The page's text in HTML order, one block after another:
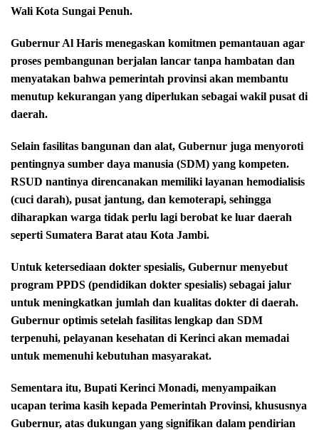
Wali Kota Sungai Penuh.
Gubernur Al Haris menegaskan komitmen pemantauan agar
proses pembangunan berjalan lancar tanpa hambatan dan
menyatakan bahwa pemerintah provinsi akan membantu
menutup kekurangan yang diperlukan sebagai wakil pusat di
daerah.
Selain fasilitas bangunan dan alat, Gubernur juga menyoroti
pentingnya sumber daya manusia (SDM) yang kompeten.
RSUD nantinya direncanakan memiliki layanan hemodialisis
(cuci darah), pusat jantung, dan kemoterapi, sehingga
diharapkan warga tidak perlu lagi berobat ke luar daerah
seperti Sumatera Barat atau Kota Jambi.
Untuk ketersediaan dokter spesialis, Gubernur menyebut
program PPDS (pendidikan dokter spesialis) sebagai jalur
untuk meningkatkan jumlah dan kualitas dokter di daerah.
Gubernur optimis setelah fasilitas lengkap dan SDM
terpenuhi, pelayanan kesehatan di Kerinci akan memadai
untuk memenuhi kebutuhan masyarakat.
Sementara itu, Bupati Kerinci Monadi, menyampaikan
ucapan terima kasih kepada Pemerintah Provinsi, khususnya
Gubernur, atas dukungan yang signifikan dalam pendirian